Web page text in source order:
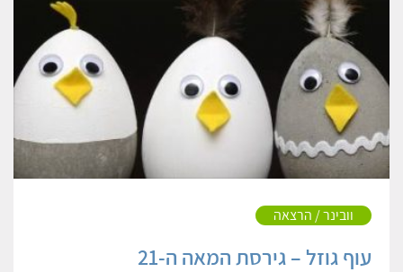
וובינר / הרצאה
עוף גוזל – גירסת המאה ה-21